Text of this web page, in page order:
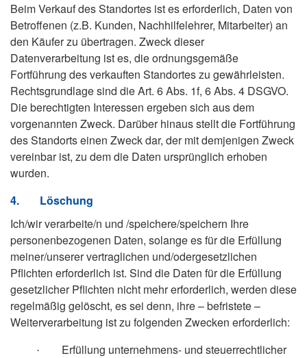
Beim Verkauf des Standortes ist es erforderlich, Daten von
Betroffenen (z.B. Kunden, Nachhilfelehrer, Mitarbeiter) an
den Käufer zu übertragen. Zweck dieser
Datenverarbeitung ist es, die ordnungsgemäße
Fortführung des verkauften Standortes zu gewährleisten.
Rechtsgrundlage sind die Art. 6 Abs. 1f, 6 Abs. 4 DSGVO.
Die berechtigten Interessen ergeben sich aus dem
vorgenannten Zweck. Darüber hinaus stellt die Fortführung
des Standorts einen Zweck dar, der mit demjenigen Zweck
vereinbar ist, zu dem die Daten ursprünglich erhoben
wurden.
4.
Löschung
Ich/wir verarbeite/n und /speichere/speichern Ihre
personenbezogenen Daten, solange es für die Erfüllung
meiner/unserer vertraglichen und/odergesetzlichen
Pflichten erforderlich ist. Sind die Daten für die Erfüllung
gesetzlicher Pflichten nicht mehr erforderlich, werden diese
regelmäßig gelöscht, es sei denn, ihre – befristete –
Weiterverarbeitung ist zu folgenden Zwecken erforderlich:
·
Erfüllung unternehmens- und steuerrechtlicher